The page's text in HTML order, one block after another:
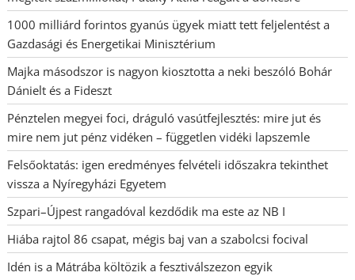
1000 milliárd forintos gyanús ügyek miatt tett feljelentést a
Gazdasági és Energetikai Minisztérium
Majka másodszor is nagyon kiosztotta a neki beszóló Bohár
Dánielt és a Fideszt
Pénztelen megyei foci, dráguló vasútfejlesztés: mire jut és
mire nem jut pénz vidéken – független vidéki lapszemle
Felsőoktatás: igen eredményes felvételi időszakra tekinthet
vissza a Nyíregyházi Egyetem
Szpari–Újpest rangadóval kezdődik ma este az NB I
Hiába rajtol 86 csapat, mégis baj van a szabolcsi focival
Idén is a Mátrába költözik a fesztiválszezon egyik